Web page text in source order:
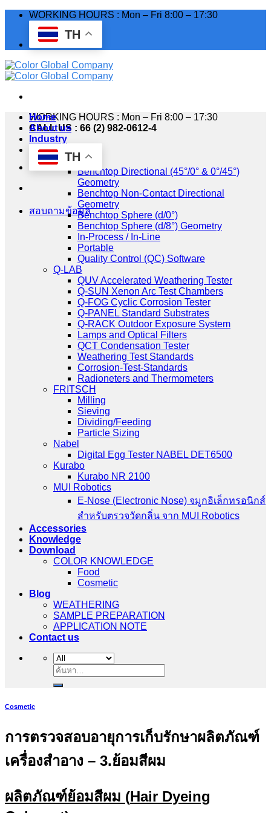
Skip
WORKING HOURS : Mon – Fri 8:00 – 17:30
TH
WORKING HOURS : Mon – Fri 8:00 – 17:30
CALL US : 66 (2) 982-0612-4
TH
สอบถามข้อมูล
Home
About us
Industry
Products
HunterLab
Benchtop Directional (45°/0° & 0°/45°)
Geometry
Benchtop Non-Contact Directional
Geometry
Benchtop Sphere (d/0°)
Benchtop Sphere (d/8°) Geometry
In-Process / In-Line
Portable
Quality Control (QC) Software
Q-LAB
QUV Accelerated Weathering Tester
Q-SUN Xenon Arc Test Chambers
Q-FOG Cyclic Corrosion Tester
Q-PANEL Standard Substrates
Q-RACK Outdoor Exposure System
Lamps and Optical Filters
QCT Condensation Tester
Weathering Test Standards
Corrosion-Test-Standards
Radioneters and Thermometers
FRITSCH
Milling
Sieving
Dividing/Feeding
Particle Sizing
Nabel
Digital Egg Tester NABEL DET6500
Kurabo
Kurabo NR 2100
MUI Robotics
E‑Nose (Electronic Nose) จมูกอิเล็กทรอนิกส์
สำหรับตรวจวัดกลิ่น จาก MUI Robotics
Accessories
Knowledge
Download
COLOR KNOWLEDGE
Food
Cosmetic
Blog
WEATHERING
SAMPLE PREPARATION
APPLICATION NOTE
Contact us
ค้นหา:
Cosmetic
การตรวจสอบอายุการเก็บรักษาผลิตภัณฑ์
เครื่องสำอาง – 3.ย้อมสีผม
ผลิตภัณฑ์ย้อมสีผม (Hair Dyeing